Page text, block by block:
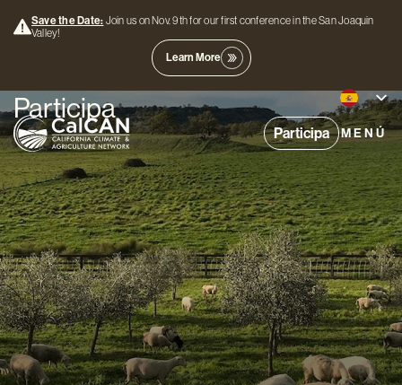
Save the Date: Join us on Nov. 9th for our first conference in the San Joaquin
Valley!
Learn More
Participa MENÚ
Participa